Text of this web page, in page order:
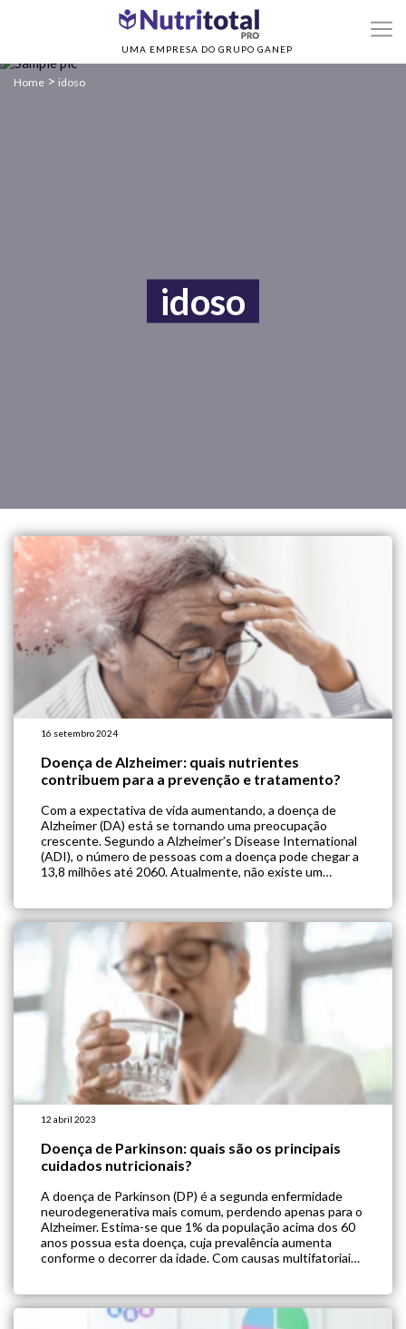
UMA EMPRESA DO GRUPO GANEP
Home > idoso
idoso
16 setembro 2024
Doença de Alzheimer: quais nutrientes
contribuem para a prevenção e tratamento?
Com a expectativa de vida aumentando, a doença de
Alzheimer (DA) está se tornando uma preocupação
crescente. Segundo a Alzheimer’s Disease International
(ADI), o número de pessoas com a doença pode chegar a
13,8 milhões até 2060. Atualmente, não existe um
12 abril 2023
Doença de Parkinson: quais são os principais
cuidados nutricionais?
A doença de Parkinson (DP) é a segunda enfermidade
neurodegenerativa mais comum, perdendo apenas para o
Alzheimer. Estima-se que 1% da população acima dos 60
anos possua esta doença, cuja prevalência aumenta
conforme o decorrer da idade. Com causas multifatoriais,
[…]